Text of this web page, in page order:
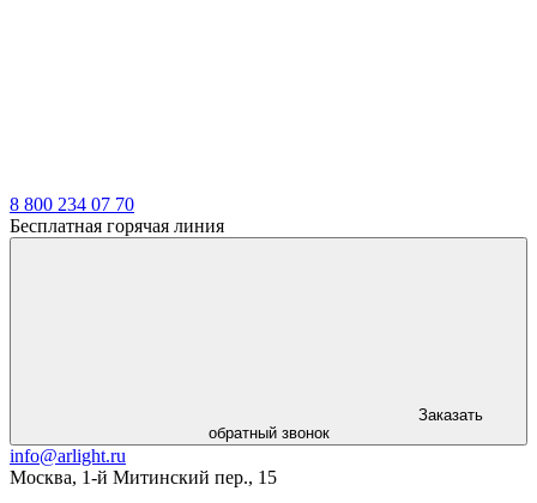
8 800 234 07 70
Бесплатная горячая линия
Заказать
обратный звонок
info@arlight.ru
Москва, 1-й Митинский пер., 15